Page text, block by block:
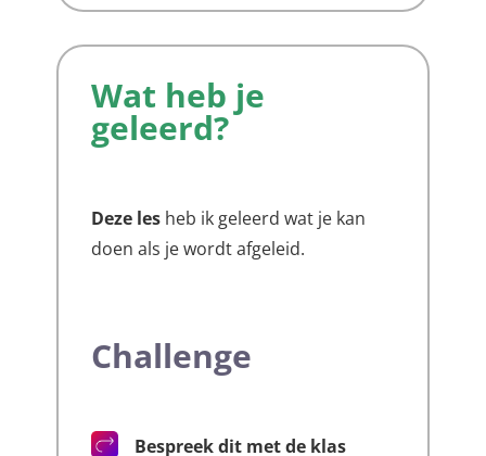
Wat heb je
geleerd?
Deze les heb ik geleerd wat je kan
doen als je wordt afgeleid.
Challenge
Bespreek dit met de klas